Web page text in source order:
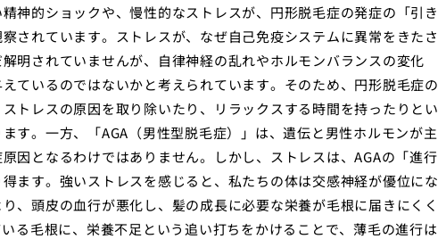
神的ショックや、慢性的なストレスが、円形脱毛症の発症の「引き
されています。ストレスが、なぜ自己免疫システムに異常をきたさ
明されていませんが、自律神経の乱れやホルモンバランスの変化
ているのではないかと考えられています。そのため、円形脱毛症の
トレスの原因を取り除いたり、リラックスする時間を持ったりとい
す。一方、「AGA（男性型脱毛症）」は、遺伝と男性ホルモンが主
因となるわけではありません。しかし、ストレスは、AGAの「進行
ます。強いストレスを感じると、私たちの体は交感神経が優位にな
、頭皮の血行が悪化し、髪の成長に必要な栄養が毛根に届きにくく
る毛根に、栄養不足という追い打ちをかけることで、薄毛の進行は